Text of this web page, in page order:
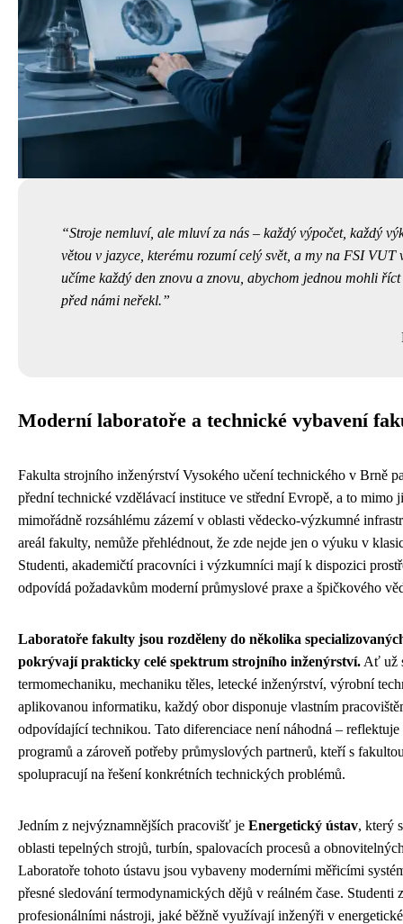
Stroje nemluví, ale mluví za nás – každý výpočet, každý
větou v jazyce, kterému rozumí celý svět, a my na FSI VUT
učíme každý den znovu a znovu, abychom jednou mohli
před námi neřekl.
Moderní laboratoře a technické vybavení
Fakulta strojního inženýrství Vysokého učení technického v Brně
přední technické vzdělávací instituce ve střední Evropě, a to mimo
mimořádně rozsáhlému zázemí v oblasti vědecko-výzkumné
areál fakulty, nemůže přehlédnout, že zde nejde jen o výuku v
Studenti, akademičtí pracovníci i výzkumníci mají k dispozici
odpovídá požadavkům moderní průmyslové praxe a špičkového
Laboratoře fakulty jsou rozděleny do několika
pokrývají prakticky celé spektrum strojního inženýrství. Ať už
termomechaniku, mechaniku těles, letecké inženýrství, výrobní
aplikovanou informatiku, každý obor disponuje vlastním
odpovídající technikou. Tato diferenciace není náhodná –
programů a zároveň potřeby průmyslových partnerů, kteří s
spolupracují na řešení konkrétních technických problémů.
Jedním z nejvýznamnějších pracovišť je Energetický ústav, který
oblasti tepelných strojů, turbín, spalovacích procesů a
Laboratoře tohoto ústavu jsou vybaveny moderními měřicími
přesné sledování termodynamických dějů v reálném čase. Studenti
profesionálními nástroji, jaké běžně využívají inženýři v